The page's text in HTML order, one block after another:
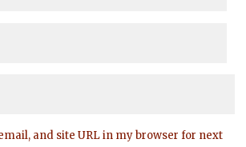
and site URL in my browser for next